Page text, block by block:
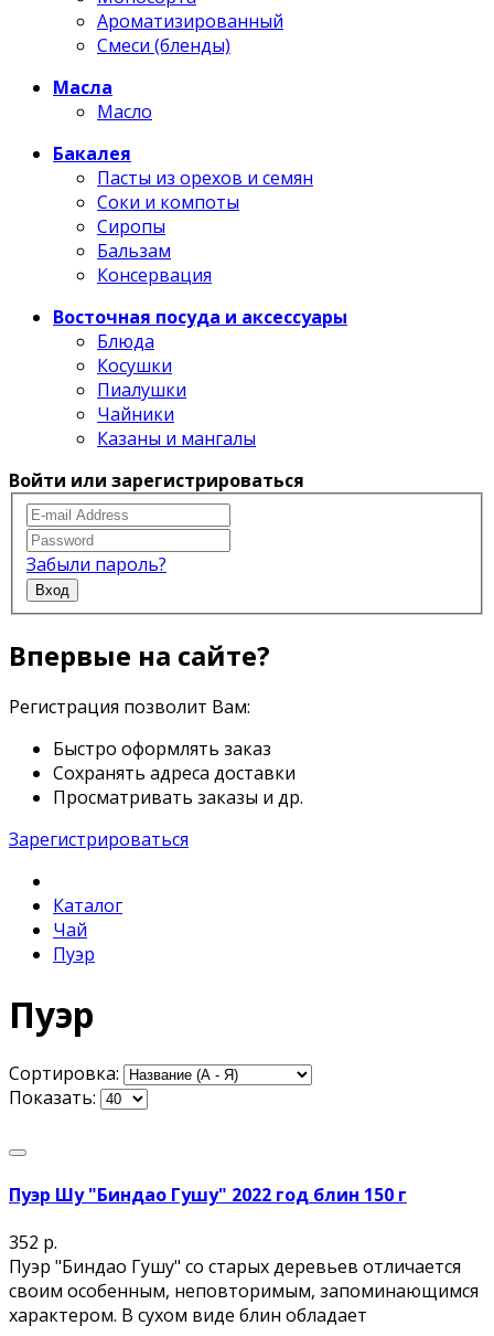
Ароматизированный
Смеси (бленды)
Масла
Масло
Бакалея
Пасты из орехов и семян
Соки и компоты
Сиропы
Бальзам
Консервация
Восточная посуда и аксессуары
Блюда
Косушки
Пиалушки
Чайники
Казаны и мангалы
Войти или зарегистрироваться
Забыли пароль?
Вход
Впервые на сайте?
Регистрация позволит Вам:
Быстро оформлять заказ
Сохранять адреса доставки
Просматривать заказы и др.
Зарегистрироваться
Каталог
Чай
Пуэр
Пуэр
Сортировка:
Показать:
Пуэр Шу "Биндао Гушу" 2022 год блин 150 г
352 р.
Пуэр "Биндао Гушу" со старых деревьев отличается
своим особенным, неповторимым, запоминающимся
характером. В сухом виде блин обладает